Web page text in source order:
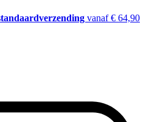
vanaf € 64,90